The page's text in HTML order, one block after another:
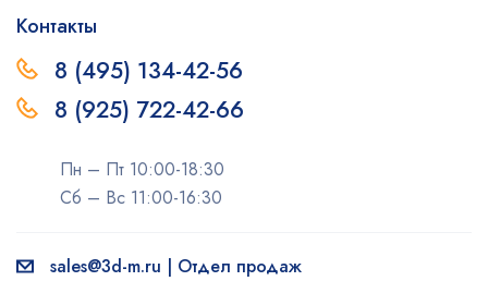
Контакты
8 (495) 134-42-56
8 (925) 722-42-66
Пн – Пт 10:00-18:30
Сб – Вс 11:00-16:30
sales@3d-m.ru | Отдел продаж